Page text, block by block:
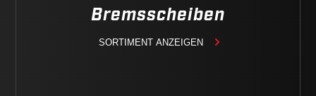
Bremsscheiben
SORTIMENT ANZEIGEN